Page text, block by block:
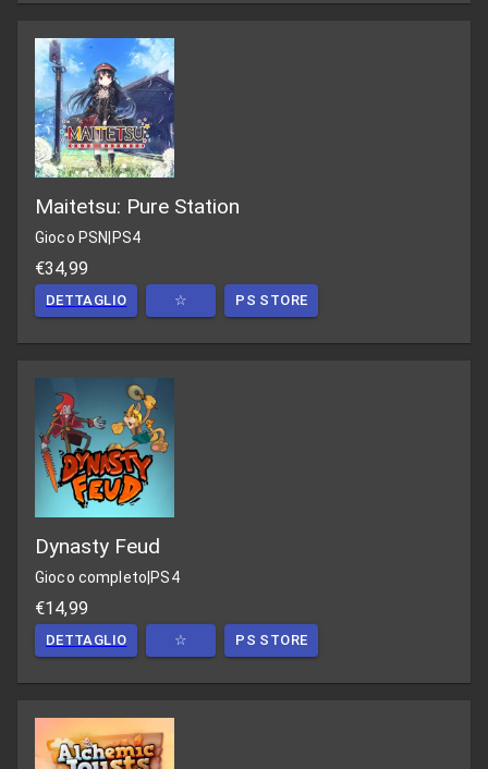
Maitetsu: Pure Station
Gioco PSN PS4
€34,99
DETTAGLIO ☆ PS STORE
Dynasty Feud
Gioco completo PS4
€14,99
DETTAGLIO ☆ PS STORE